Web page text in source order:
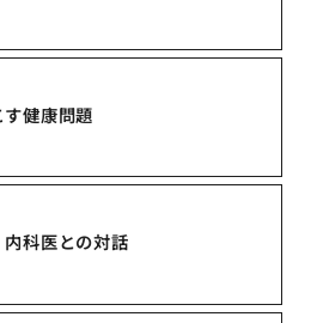
健康問題
科医との対話